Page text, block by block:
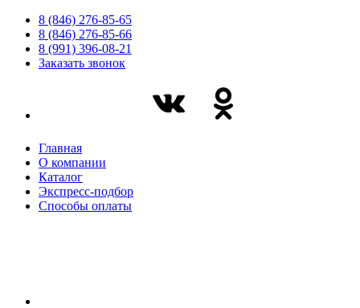
8 (846) 276-85-65
8 (846) 276-85-66
8 (991) 396-08-21
Заказать звонок
Главная
О компании
Каталог
Экспресс-подбор
Способы оплаты